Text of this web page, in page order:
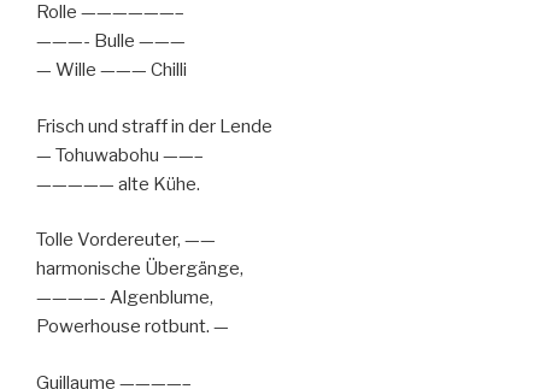
Rolle ——————–
———- Bulle ———
— Wille ——— Chilli
Frisch und straff in der Lende
— Tohuwabohu ——–
————— alte Kühe.
Tolle Vordereuter, ——
harmonische Übergänge,
————- Algenblume,
Powerhouse rotbunt. —
Guillaume ————–